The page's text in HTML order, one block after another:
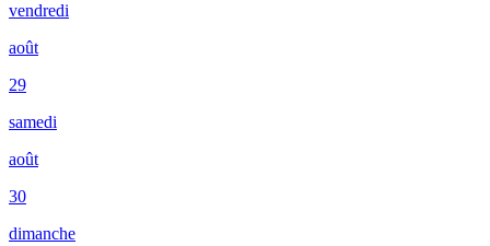
vendredi
août
29
samedi
août
30
dimanche